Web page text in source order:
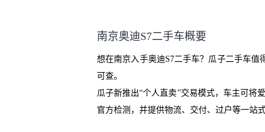
我协商，主动权在平台手里。”
南京奥迪S7二手车概要
想在南京入手奥迪S7二手车？瓜子二手车
可查。
瓜子新推出“个人直卖”交易模式，车主可将
官方检测，并提供物流、交付、过户等一站